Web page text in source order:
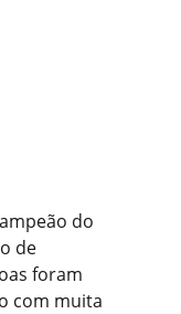
de
foram
com muita